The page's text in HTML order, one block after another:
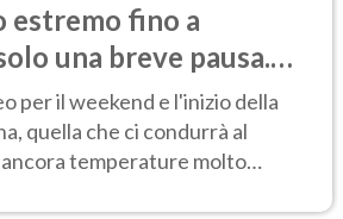
estremo fino a
una breve pausa.
per il weekend e l'inizio della
quella che ci condurrà al
temperature molto